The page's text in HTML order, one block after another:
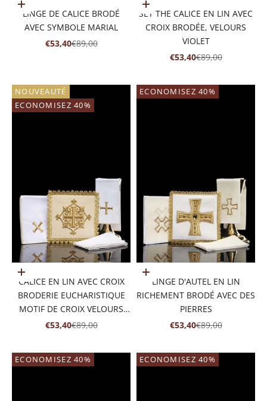
Ajouter au panier
LINGE DE CALICE BRODÉ
AVEC SYMBOLE MARIAL
PRIX DE VENTE
€53,40PRIX NORMAL
€89,00
Ajouter au panier
SET THE CALICE EN LIN AVEC
CROIX BRODÉE, VELOURS
VIOLET
PRIX DE VENTE
€53,40PRIX NORMAL
€89,00
NOUVEAUTÉ
ECONOMISEZ 40%
Ajouter au panier
CALICE EN LIN AVEC CROIX
BRODERIE EUCHARISTIQUE
MOTIF DE CROIX VELOURS
ÉCRU
PRIX DE VENTE
€53,40PRIX NORMAL
€89,00
ECONOMISEZ 40%
Ajouter au panier
LINGE D'AUTEL EN LIN
RICHEMENT BRODÉ AVEC DES
PIERRES
PRIX DE VENTE
€53,40PRIX NORMAL
€89,00
ECONOMISEZ 40% ECONOMISEZ 40%